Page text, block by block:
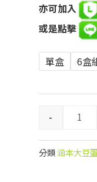
亦可加入
或是點擊
單盒 6盒
-
分類涵本大豆